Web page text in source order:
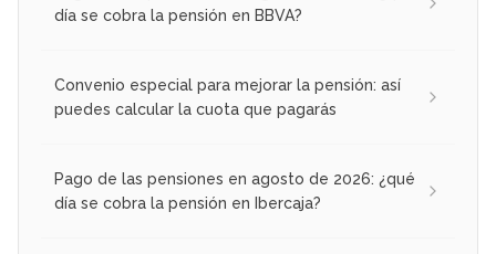
día se cobra la pensión en BBVA?
Convenio especial para mejorar la pensión: así
puedes calcular la cuota que pagarás
Pago de las pensiones en agosto de 2026: ¿qué
día se cobra la pensión en Ibercaja?